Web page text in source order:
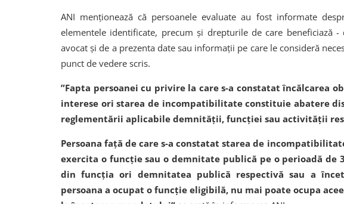
ANI menționează că persoanele evaluate au fost informate
elementele identificate, precum și drepturile de care beneficiază
avocat și de a prezenta date sau informații pe care le consideră
punct de vedere scris.
”Fapta persoanei cu privire la care s-a constatat încălcarea
interese ori starea de incompatibilitate constituie abatere
reglementării aplicabile demnității, funcției sau activității
Persoana față de care s-a constatat starea de
exercita o funcție sau o demnitate publică pe o perioadă
din funcția ori demnitatea publică respectivă sau a
persoana a ocupat o funcție eligibilă, nu mai poate ocupa